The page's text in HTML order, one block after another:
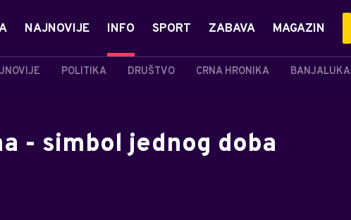
NAJNOVIJE INFO
POLITIKA DRUŠTVO CRNA HRONIKA BANJALUKA
SPORT ZABAVA MAGAZIN
- simbol jednog doba